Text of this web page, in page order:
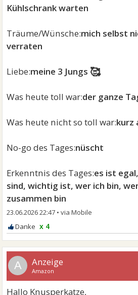
Kühlschrank warten
Träume/Wünsche:mich selbst
verraten
Liebe:meine 3 Jungs 🥰
Was heute toll war:der ganze
Was heute nicht so toll war:kurz
No-go des Tages:nüscht
Erkenntnis des Tages:es ist
sind, wichtig ist, wer ich bin,
zusammen bin
23.06.2026 22:47 •
x 4
A